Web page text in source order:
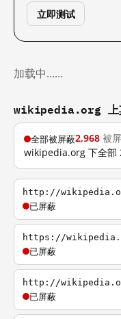
立即测试
加载中……
wikipedia.org 上
全部被屏蔽2,968 被
wikipedia.org 下全部
http://
已屏蔽
https://
已屏蔽
http://
已屏蔽